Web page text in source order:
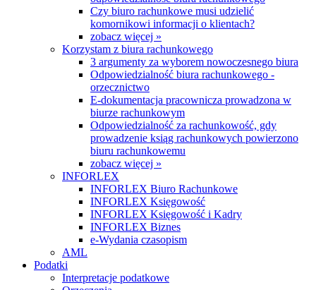
Czy biuro rachunkowe musi udzielić
komornikowi informacji o klientach?
zobacz więcej »
Korzystam z biura rachunkowego
3 argumenty za wyborem nowoczesnego biura
Odpowiedzialność biura rachunkowego -
orzecznictwo
E-dokumentacja pracownicza prowadzona w
biurze rachunkowym
Odpowiedzialność za rachunkowość, gdy
prowadzenie ksiąg rachunkowych powierzono
biuru rachunkowemu
zobacz więcej »
INFORLEX
INFORLEX Biuro Rachunkowe
INFORLEX Księgowość
INFORLEX Księgowość i Kadry
INFORLEX Biznes
e-Wydania czasopism
AML
Podatki
Interpretacje podatkowe